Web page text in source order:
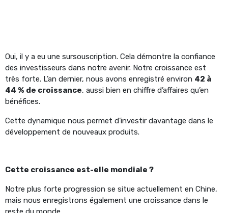
Oui, il y a eu une sursouscription. Cela démontre la confiance
des investisseurs dans notre avenir. Notre croissance est
très forte. L’an dernier, nous avons enregistré environ 42 à
44 % de croissance, aussi bien en chiffre d’affaires qu’en
bénéfices.
Cette dynamique nous permet d’investir davantage dans le
développement de nouveaux produits.
Cette croissance est-elle mondiale ?
Notre plus forte progression se situe actuellement en Chine,
mais nous enregistrons également une croissance dans le